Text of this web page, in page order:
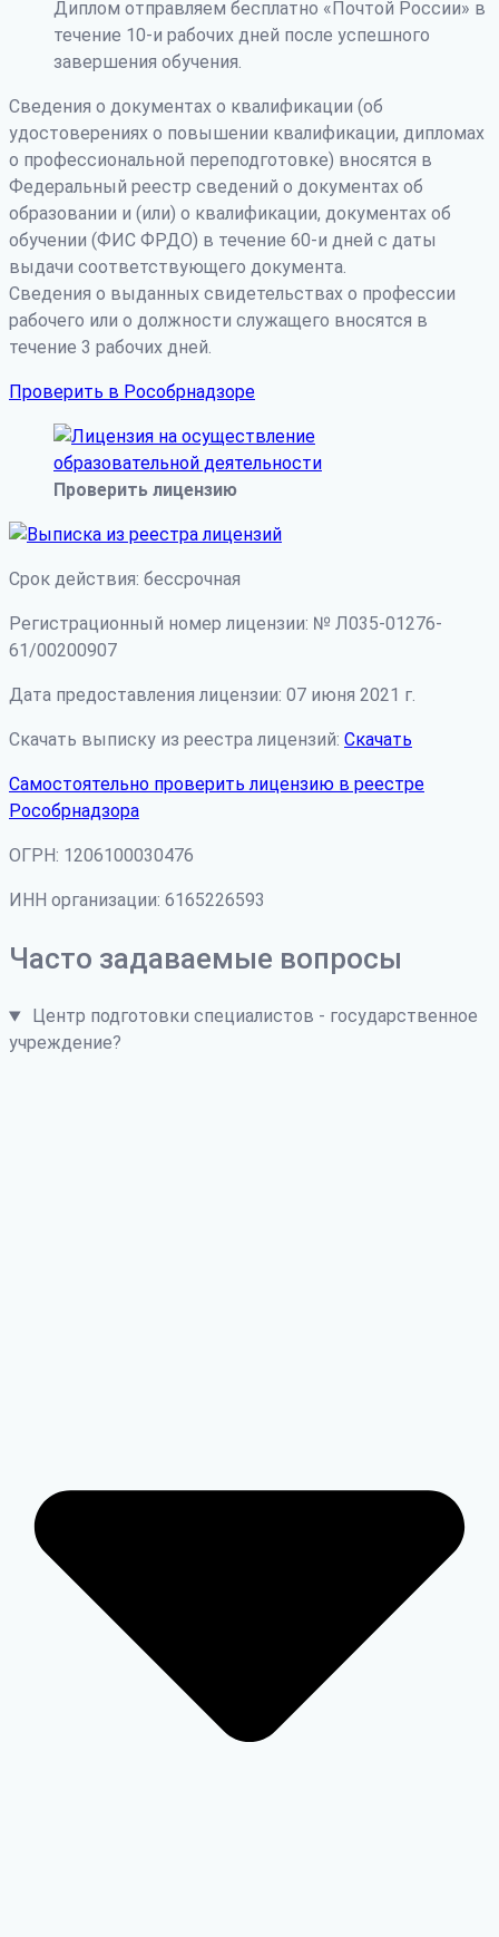
Диплом отправляем бесплатно «Почтой России» в
течение 10-и рабочих дней после успешного
завершения обучения.
Сведения о документах о квалификации (об
удостоверениях о повышении квалификации, дипломах
о профессиональной переподготовке) вносятся в
Федеральный реестр сведений о документах об
образовании и (или) о квалификации, документах об
обучении (ФИС ФРДО) в течение 60-и дней с даты
выдачи соответствующего документа.
Сведения о выданных свидетельствах о профессии
рабочего или о должности служащего вносятся в
течение 3 рабочих дней.
Проверить в Рособрнадзоре
Проверить лицензию
Срок действия: бессрочная
Регистрационный номер лицензии: № Л035-01276-
61/00200907
Дата предоставления лицензии: 07 июня 2021 г.
Скачать выписку из реестра лицензий: Скачать
Самостоятельно проверить лицензию в реестре
Рособрнадзора
ОГРН: 1206100030476
ИНН организации: 6165226593
Часто задаваемые вопросы
Центр подготовки специалистов - государственное
учреждение?